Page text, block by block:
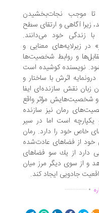
نجات‌بخشیدن
و ارتقای سطح
خود می‌دانند.
معنایی و
و روابط شخصیت‌ها
کوشیده است
اثرش با ساختار و
سازنده‌ای ایفا
مؤثر واقع
نیز سازنده
است اما در سیر
خود را دارد. رمان
فضاهای عادت‌شده
از یك‌ سو فضاهای
دیگر مرز میان
ایجاد كند.